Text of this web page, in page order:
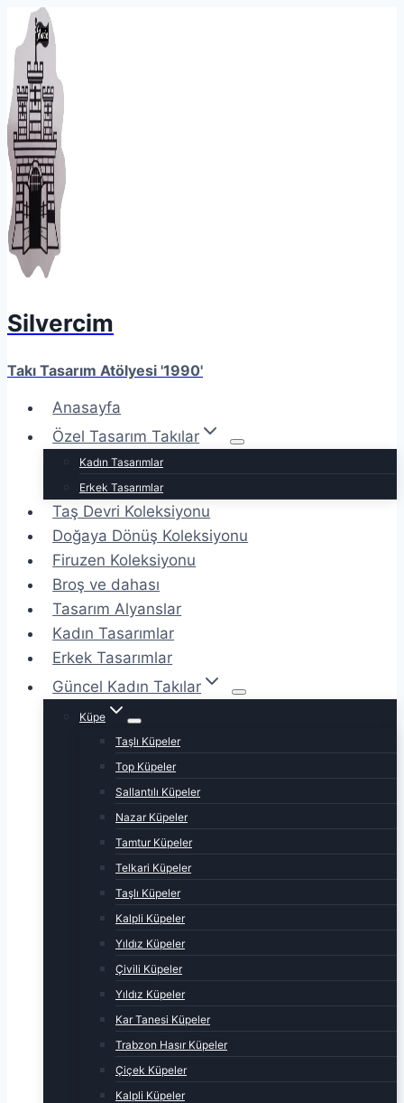
Skip
to
content
Silvercim
Takı Tasarım Atölyesi '1990'
Anasayfa
Özel Tasarım Takılar
Kadın Tasarımlar
Erkek Tasarımlar
Taş Devri Koleksiyonu
Doğaya Dönüş Koleksiyonu
Firuzen Koleksiyonu
Broş ve dahası
Tasarım Alyanslar
Kadın Tasarımlar
Erkek Tasarımlar
Güncel Kadın Takılar
Küpe
Taşlı Küpeler
Top Küpeler
Sallantılı Küpeler
Nazar Küpeler
Tamtur Küpeler
Telkari Küpeler
Taşlı Küpeler
Kalpli Küpeler
Yıldız Küpeler
Çivili Küpeler
Yıldız Küpeler
Kar Tanesi Küpeler
Trabzon Hasır Küpeler
Çiçek Küpeler
Kalpli Küpeler